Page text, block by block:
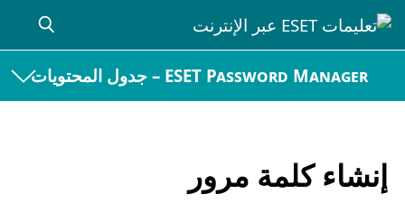
ESET Password Manager – جدول المحتويات
إنشاء كلمة مرور